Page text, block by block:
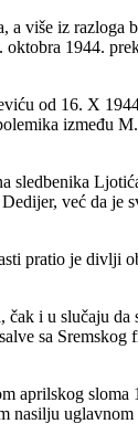
a više iz razloga
1944.
od 16. X
između
sledbenika
već da je
pratio je divlji
čak i u slučaju da
sa Sremskog
aprilskog sloma
nasilju uglavnom